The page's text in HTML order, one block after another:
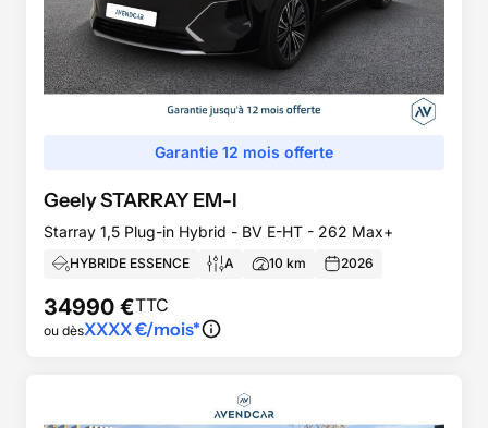
Garantie 12 mois offerte
GeelySTARRAY EM-I
Starray 1,5 Plug-in Hybrid - BV E-HT - 262 Max+
HYBRIDE ESSENCE A 10 km 2026
34990 €TTC
ou dèsXXXX€/mois*